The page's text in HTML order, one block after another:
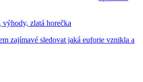
zlatá horečka
zajímavé sledovat jaká euforie vznikla a